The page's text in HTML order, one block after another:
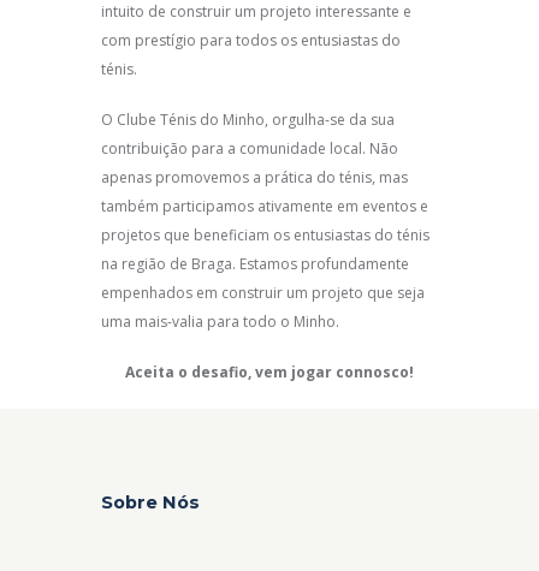
intuito de construir um projeto interessante e
com prestígio para todos os entusiastas do
ténis.
O Clube Ténis do Minho, orgulha-se da sua
contribuição para a comunidade local. Não
apenas promovemos a prática do ténis, mas
também participamos ativamente em eventos e
projetos que beneficiam os entusiastas do ténis
na região de Braga. Estamos profundamente
empenhados em construir um projeto que seja
uma mais-valia para todo o Minho.
Aceita o desafio, vem jogar connosco!
Sobre Nós